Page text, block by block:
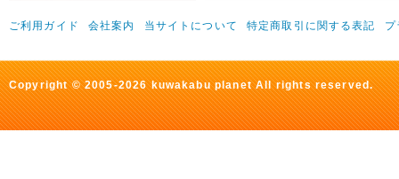
ご利用ガイド 会社案内 当サイトについて 特定商取引に関する表記 プ
Copyright © 2005-2026 kuwakabu planet All rights reserved.